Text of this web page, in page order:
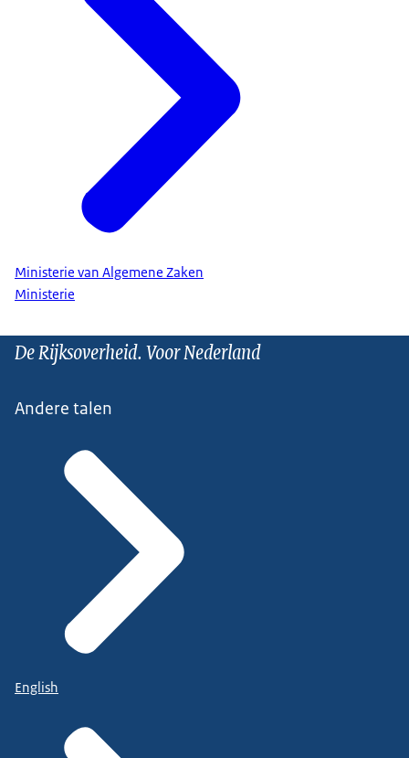
Ministerie van Algemene Zaken
Ministerie
De Rijksoverheid. Voor Nederland
Andere talen
English